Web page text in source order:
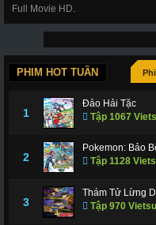
Full Movie HD.
PHIM HOT TUẦN
1
Đảo Hải Tặc
Tập 1067
2
Pokemon: Bảo
Tập 1128
3
Thám Tử Lừng
Tập 970